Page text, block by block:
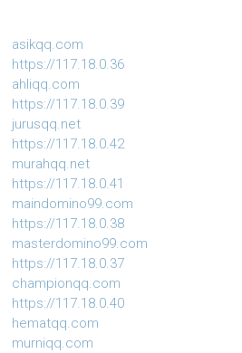
asikqq.com
https://117.18.0.36
ahliqq.com
https://117.18.0.39
jurusqq.net
https://117.18.0.42
murahqq.net
https://117.18.0.41
maindomino99.com
https://117.18.0.38
masterdomino99.com
https://117.18.0.37
championqq.com
https://117.18.0.40
hematqq.com
murniqq.com